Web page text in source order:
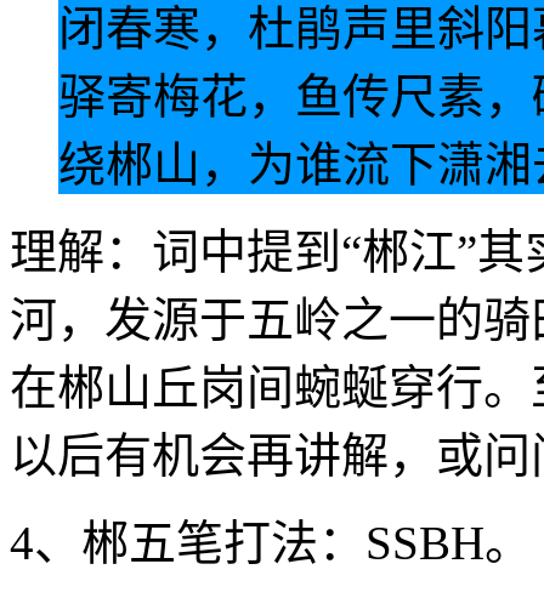
闭春寒，杜鹃声里斜
驿寄梅花，鱼传尺素
绕郴山，为谁流下潇湘
理解：词中提到“郴江”
河，发源于五岭之一的
在郴山丘岗间蜿蜒穿行
以后有机会再讲解，或
4、郴五笔打法：SSBH。